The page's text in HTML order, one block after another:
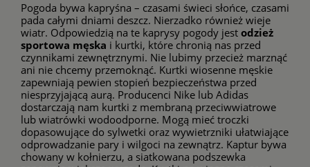
Pogoda bywa kapryśna – czasami świeci słońce, czasami
pada całymi dniami deszcz. Nierzadko również wieje
wiatr. Odpowiedzią na te kaprysy pogody jest odzież
sportowa męska i kurtki, które chronią nas przed
czynnikami zewnętrznymi. Nie lubimy przecież marznąć
ani nie chcemy przemoknąć. Kurtki wiosenne męskie
zapewniają pewien stopień bezpieczeństwa przed
niesprzyjającą aurą. Producenci Nike lub Adidas
dostarczają nam kurtki z membraną przeciwwiatrowe
lub wiatrówki wodoodporne. Mogą mieć troczki
dopasowujące do sylwetki oraz wywietrzniki ułatwiające
odprowadzanie pary i wilgoci na zewnątrz. Kaptur bywa
chowany w kołnierzu, a siatkowana podszewka